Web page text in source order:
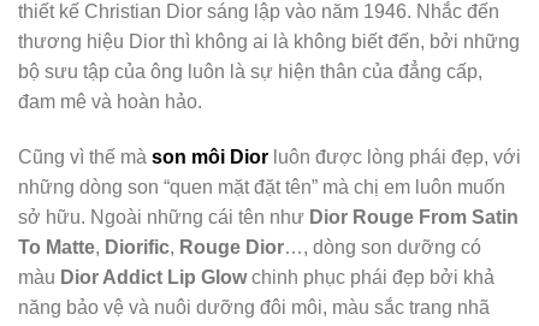
thiết kế Christian Dior sáng lập vào năm 1946. Nhắc đến
thương hiệu Dior thì không ai là không biết đến, bởi những
bộ sưu tập của ông luôn là sự hiện thân của đẳng cấp,
đam mê và hoàn hảo.
Cũng vì thế mà son môi Dior luôn được lòng phái đẹp, với
những dòng son “quen mặt đặt tên” mà chị em luôn muốn
sở hữu. Ngoài những cái tên như Dior Rouge From Satin
To Matte, Diorific, Rouge Dior…, dòng son dưỡng có
màu Dior Addict Lip Glowchinh phục phái đẹp bởi khả
năng bảo vệ và nuôi dưỡng đôi môi, màu sắc trang nhã